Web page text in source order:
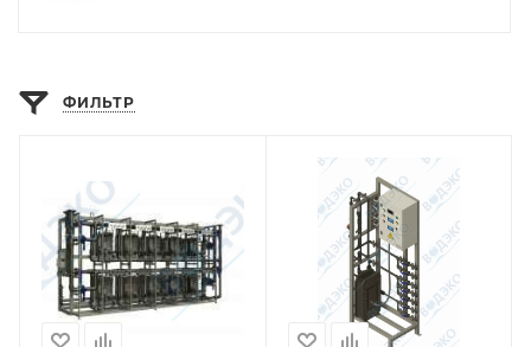
ФИЛЬТР